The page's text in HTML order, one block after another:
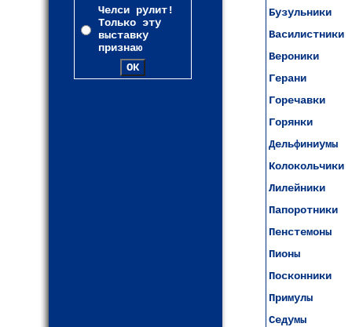
Челси рулит!
Только эту
выставку
признаю
Бузульники
Василистники
Вероники
Герани
Горечавки
Горянки
Дельфиниумы
Колокольчики
Лилейники
Папоротники
Пенстемоны
Пионы
Посконники
Примулы
Седумы